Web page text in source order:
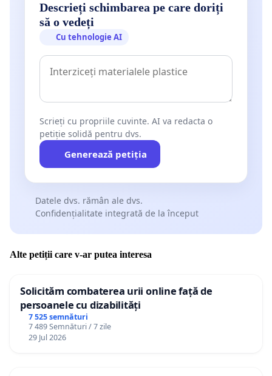
Descrieți schimbarea pe care doriți
să o vedeți
Cu tehnologie AI
Scrieți cu propriile cuvinte. AI va redacta o
petiție solidă pentru dvs.
Generează petiția
Datele dvs. rămân ale dvs.
Confidențialitate integrată de la început
Alte petiții care v-ar putea interesa
Solicităm combaterea urii online față de
persoanele cu dizabilități
7 525 semnături
7 489 Semnături / 7 zile
29 Jul 2026